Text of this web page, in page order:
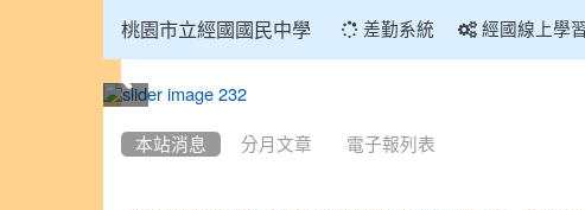
桃園市立經國國民中學 差勤系統 經國線上學
本站消息 分月文章 電子報列表